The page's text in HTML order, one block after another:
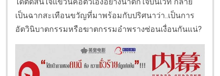
เป็นฉากสะเทือนขวัญที่มาพร้อมกับปริศนาว่า..เป็นการ
อัตวินิบาตกรรมหรือฆาตกรรมอำพรางซ่อนเงื่อนกันแน่?